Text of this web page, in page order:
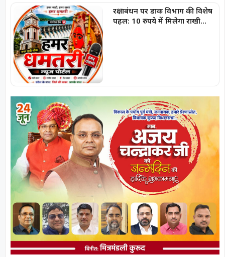
रक्षाबंधन पर डाक विभाग की विशेष
पहल: 10 रुपये में मिलेगा राखी